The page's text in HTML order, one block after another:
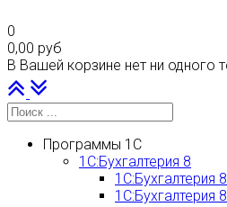
0
0,00 руб
В Вашей корзине нет ни одного
Наверх
Программы 1С
1С:Бухгалтерия 8
1С:Бухгалтерия